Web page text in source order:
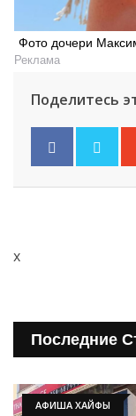
Фото дочери
Реклама
Поделитесь
x
Последние
АФИША ХАЙФЫ